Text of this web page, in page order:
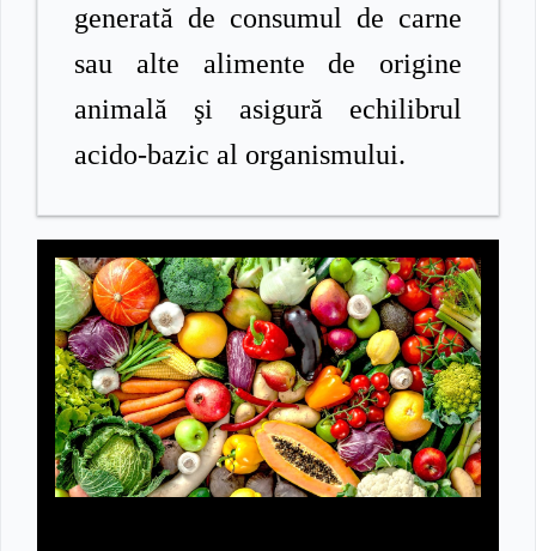
generată de consumul de carne
sau alte alimente de origine
animală şi asigură echilibrul
acido-bazic al organismului.